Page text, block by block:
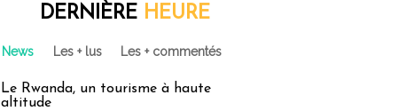
DERNIÈRE HEURE
News Les + lus Les + commentés
Le Rwanda, un tourisme à haute
altitude